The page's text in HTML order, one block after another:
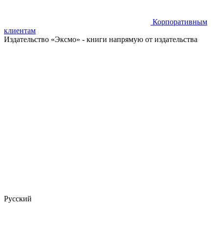
Корпоративным
клиентам
Издательство «Эксмо» - книги напрямую от издательства
Русский